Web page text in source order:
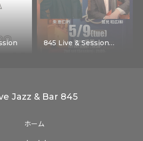
845 Live & Session…
Jazz & Bar 845
ホーム